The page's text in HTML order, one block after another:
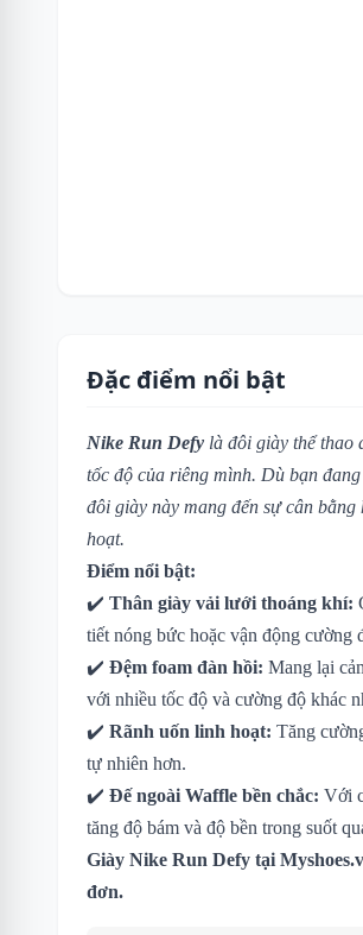
Đặc điểm nổi bật
Nike Run Defy là đôi giày thể thao
tốc độ của riêng mình. Dù bạn
đôi giày này mang đến sự cân
hoạt.
Điểm nổi bật:
✔️ Thân giày vải lưới thoáng khí:
tiết nóng bức hoặc vận động cường
✔️ Đệm foam đàn hồi: Mang lại
với nhiều tốc độ và cường độ khác
✔️ Rãnh uốn linh hoạt: Tăng
tự nhiên hơn.
✔️ Đế ngoài Waffle bền chắc: Với
tăng độ bám và độ bền trong suốt
Giày Nike Run Defy tại
đơn.